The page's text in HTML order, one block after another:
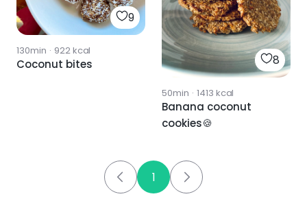
9
130min · 922kcal
Coconut bites 8
50min · 1413 kcal
Banana coconut
cookies🍪
1